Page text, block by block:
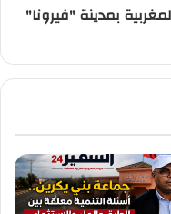
بمدينة "فيرونا"